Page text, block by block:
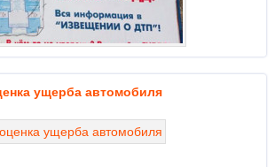
ущерба автомобиля